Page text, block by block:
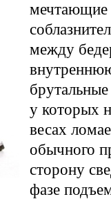
мечтающие
между
у которых
весах
обычного
сторону
фазе